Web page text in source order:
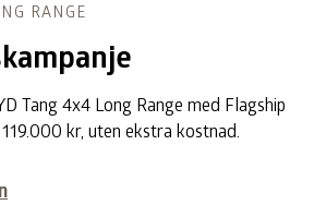
RANGE
Tang 4x4 Long Range med Flagship
kr, uten ekstra kostnad.